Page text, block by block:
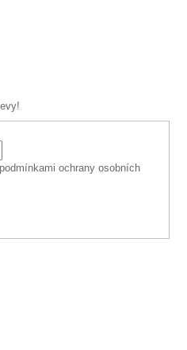
podmínkami ochrany osobních